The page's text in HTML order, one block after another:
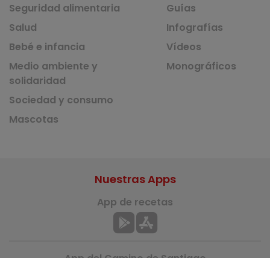
Seguridad alimentaria
Salud
Bebé e infancia
Medio ambiente y
solidaridad
Sociedad y consumo
Mascotas
Guías
Infografías
Vídeos
Monográficos
Nuestras Apps
App de recetas